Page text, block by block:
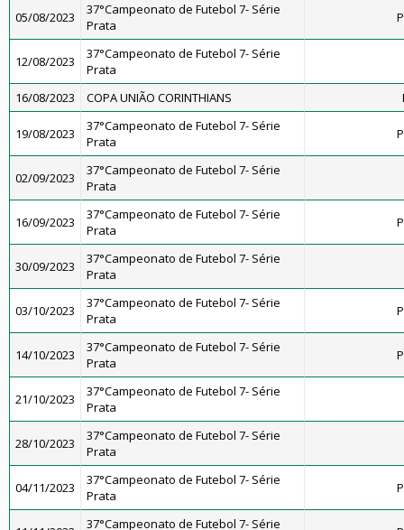
05/08/2023
37°Campeonato de Futebol 7- Série
Prata
12/08/2023
37°Campeonato de Futebol 7- Série
Prata
16/08/2023
COPA UNIÃO CORINTHIANS
19/08/2023
37°Campeonato de Futebol 7- Série
Prata
02/09/2023
37°Campeonato de Futebol 7- Série
Prata
16/09/2023
37°Campeonato de Futebol 7- Série
Prata
30/09/2023
37°Campeonato de Futebol 7- Série
Prata
03/10/2023
37°Campeonato de Futebol 7- Série
Prata
14/10/2023
37°Campeonato de Futebol 7- Série
Prata
21/10/2023
37°Campeonato de Futebol 7- Série
Prata
28/10/2023
37°Campeonato de Futebol 7- Série
Prata
04/11/2023
37°Campeonato de Futebol 7- Série
Prata
37°Campeonato de Futebol 7- Série